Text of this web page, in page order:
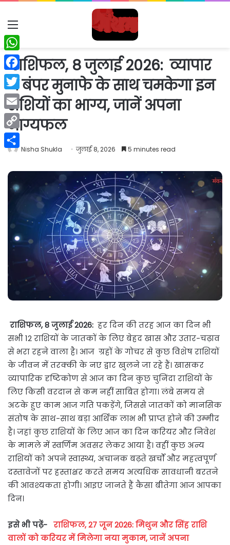
Menu
राशिफल, 8 जुलाई 2026: व्यापार
में बंपर मुनाफे के साथ चमकेगा इन
राशियों का भाग्य, जानें अपना
भाग्यफल
Nisha Shukla जुलाई 8, 2026 5 minutes read
राशिफल, 8 जुलाई 2026: हर दिन की तरह आज का दिन भी
सभी 12 राशियों के जातकों के लिए बेहद खास और उतार-चढ़ाव
से भरा रहने वाला है। आज ग्रहों के गोचर से कुछ विशेष राशियों
के जीवन में तरक्की के नए द्वार खुलने जा रहे हैं। खासकर
व्यापारिक दृष्टिकोण से आज का दिन कुछ चुनिंदा राशियों के
लिए किसी वरदान से कम नहीं साबित होगा। लंबे समय से
अटके हुए काम आज गति पकड़ेंगे, जिससे जातकों को मानसिक
संतोष के साथ-साथ बड़ा आर्थिक लाभ भी प्राप्त होने की उम्मीद
है। जहां कुछ राशियों के लिए आज का दिन करियर और निवेश
के मामले में स्वर्णिम अवसर लेकर आया है। वहीं कुछ अन्य
राशियों को अपने स्वास्थ्य, अचानक बढ़ते खर्चों और महत्वपूर्ण
दस्तावेजों पर हस्ताक्षर करते समय अत्यधिक सावधानी बरतने
की आवश्यकता होगी। आइए जानते हैं कैसा बीतेगा आज आपका
दिन।
इसे भी पढ़ें- राशिफल, 27 जून 2026: मिथुन और सिंह राशि
वालों को करियर में मिलेगा नया मुकाम, जानें अपना
WhatsApp
Facebook
Twitter
Email
Copy
Link
Share